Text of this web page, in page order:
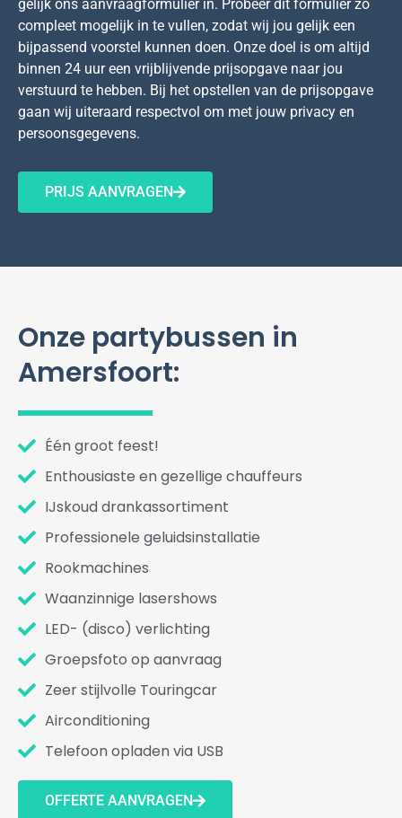
gelijk ons aanvraagformulier in. Probeer dit formulier zo
compleet mogelijk in te vullen, zodat wij jou gelijk een
bijpassend voorstel kunnen doen. Onze doel is om altijd
binnen 24 uur een vrijblijvende prijsopgave naar jou
verstuurd te hebben. Bij het opstellen van de prijsopgave
gaan wij uiteraard respectvol om met jouw privacy en
persoonsgegevens.
PRIJS AANVRAGEN
Onze partybussen in
Amersfoort:
Één groot feest!
Enthousiaste en gezellige chauffeurs
IJskoud drankassortiment
Professionele geluidsinstallatie
Rookmachines
Waanzinnige lasershows
LED- (disco) verlichting
Groepsfoto op aanvraag
Zeer stijlvolle Touringcar
Airconditioning
Telefoon opladen via USB
OFFERTE AANVRAGEN